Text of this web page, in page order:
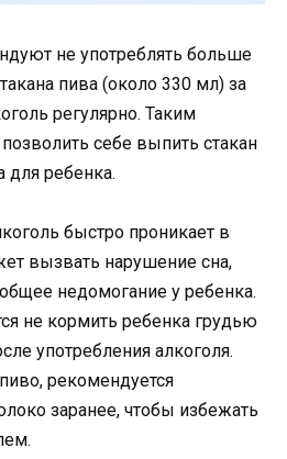
не употреблять больше
пива (около 330 мл) за
регулярно. Таким
себе выпить стакан
для ребенка.
быстро проникает в
вызвать нарушение сна,
недомогание у ребенка.
не кормить ребенка грудью
употребления алкоголя.
рекомендуется
заранее, чтобы избежать